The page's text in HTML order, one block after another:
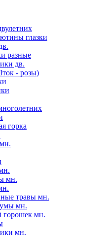
глазки
разные
дв.
- розы)
горка
мн.
травы мн.
мн.
мн.
мн.